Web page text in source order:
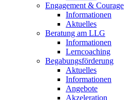
Engagement & Courage
Informationen
Aktuelles
Beratung am LLG
Informationen
Lerncoaching
Begabungsförderung
Aktuelles
Informationen
Angebote
Akzeleration